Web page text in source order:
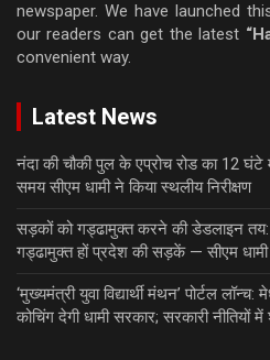
newspaper. We have launched
our readers can get the latest
convenient way.
Latest News
नंदा की चौकी पुल के एप्रोच रोड का 12 घंटे
समय सीएम धामी ने किया स्थलीय निरीक्षण
सड़कों को गड्ढामुक्त करने की डेडलाइन
गड्ढामुक्त हों प्रदेश की सड़कें — सीएम धामी
‘मुख्यमंत्री युवा विद्यार्थी मंथन’ पोर्टल
कोचिंग देगी धामी सरकार; सरकारी नीतियों में